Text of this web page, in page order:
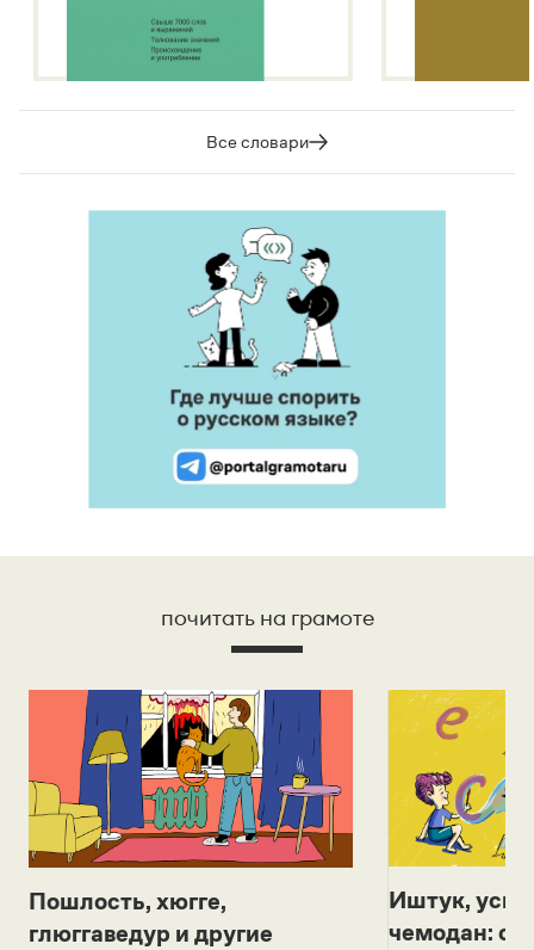
Все словари
почитать на грамоте
Пошлость, хюгге,
глюггаведур и другие
Иштук,
чемодан: